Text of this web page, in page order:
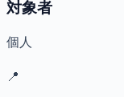
対象者
個人
📍